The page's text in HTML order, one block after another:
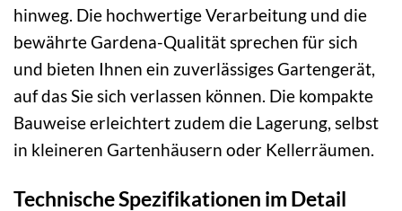
hinweg. Die hochwertige Verarbeitung und die
bewährte Gardena-Qualität sprechen für sich
und bieten Ihnen ein zuverlässiges Gartengerät,
auf das Sie sich verlassen können. Die kompakte
Bauweise erleichtert zudem die Lagerung, selbst
in kleineren Gartenhäusern oder Kellerräumen.
Technische Spezifikationen im Detail